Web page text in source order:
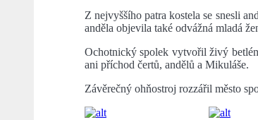
Z nejvyššího patra kostela se snesli
anděla objevila také odvážná mladá
Ochotnický spolek vytvořil živý
ani příchod čertů, andělů a Mikuláše.
Závěrečný ohňostroj rozzářil město